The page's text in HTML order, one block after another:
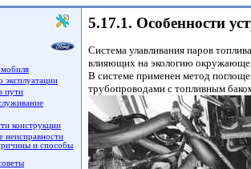
эксплуатации
пути
конструкции
и способы
5.17.1. Особенности
Система улавливания паров
влияющих на экологию
В системе применен метод
трубопроводами с топливным